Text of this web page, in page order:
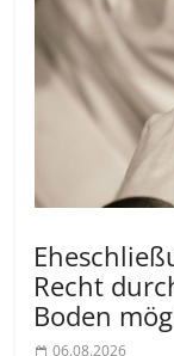
Recht
Boden
06.08.2026